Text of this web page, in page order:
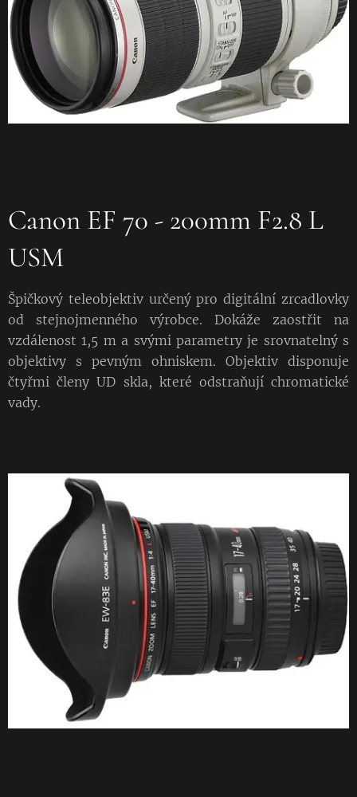
Canon EF 70 - 200mm F2.8 L
USM
Špičkový teleobjektiv určený pro digitální zrcadlovky
od stejnojmenného výrobce. Dokáže zaostřit na
vzdálenost 1,5 m a svými parametry je srovnatelný s
objektivy s pevným ohniskem. Objektiv disponuje
čtyřmi členy UD skla, které odstraňují chromatické
vady.